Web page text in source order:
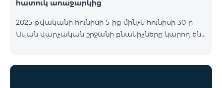
համար, 12 ամիս բաժանորդագրության դեպքում։
ներառումներին մանրամասն ծանոթանալու
համար կարող եք անցնել հետևյալ հղմամբ՝
է մինչև 1
հատուկ առաջարկից
2025 թվականի հունիսի 5-ից մինչև հունիսի 30-ը
Ավան վարչական շրջանի բնակիչները կարող են